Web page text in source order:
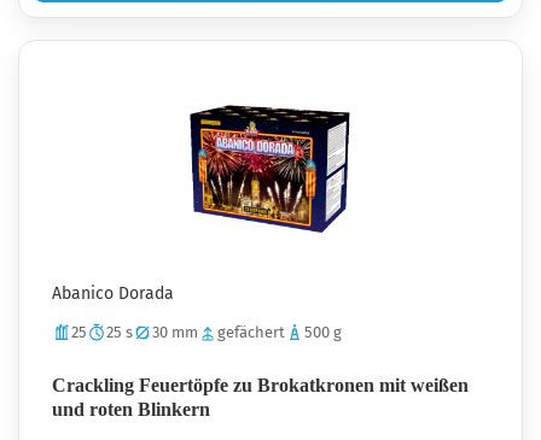
Abanico Dorada
25 25 s 30 mm gefächert 500 g
Crackling Feuertöpfe zu Brokatkronen mit weißen
und roten Blinkern